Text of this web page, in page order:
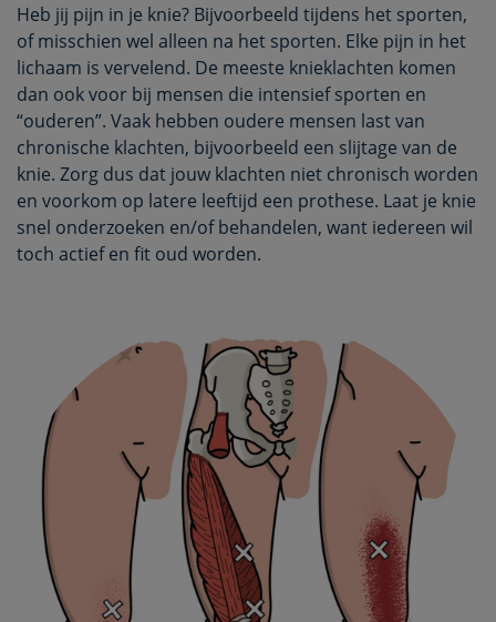
Heb jij pijn in je knie? Bijvoorbeeld tijdens het sporten,
of misschien wel alleen na het sporten. Elke pijn in het
lichaam is vervelend. De meeste knieklachten komen
dan ook voor bij mensen die intensief sporten en
“ouderen”. Vaak hebben oudere mensen last van
chronische klachten, bijvoorbeeld een slijtage van de
knie. Zorg dus dat jouw klachten niet chronisch worden
en voorkom op latere leeftijd een prothese. Laat je knie
snel onderzoeken en/of behandelen, want iedereen wil
toch actief en fit oud worden.